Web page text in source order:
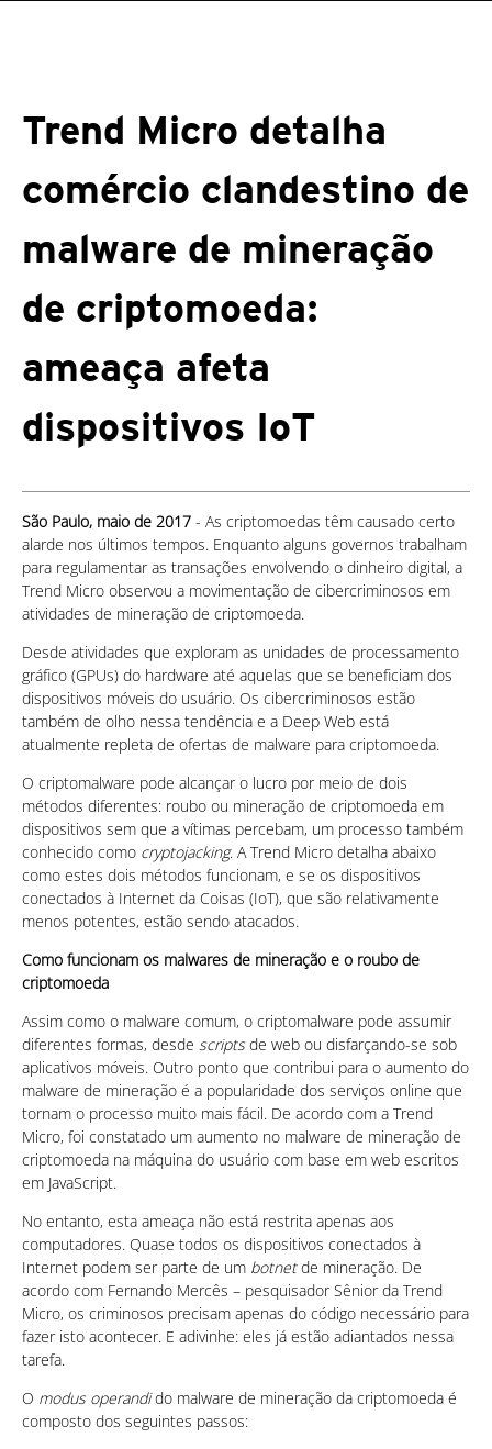
Trend Micro detalha
comércio clandestino de
malware de mineração
de criptomoeda:
ameaça afeta
dispositivos IoT
São Paulo, maio de 2017 - As criptomoedas têm causado certo
alarde nos últimos tempos. Enquanto alguns governos trabalham
para regulamentar as transações envolvendo o dinheiro digital, a
Trend Micro observou a movimentação de cibercriminosos em
atividades de mineração de criptomoeda.
Desde atividades que exploram as unidades de processamento
gráfico (GPUs) do hardware até aquelas que se beneficiam dos
dispositivos móveis do usuário. Os cibercriminosos estão
também de olho nessa tendência e a Deep Web está
atualmente repleta de ofertas de malware para criptomoeda.
O criptomalware pode alcançar o lucro por meio de dois
métodos diferentes: roubo ou mineração de criptomoeda em
dispositivos sem que a vítimas percebam, um processo também
conhecido como cryptojacking. A Trend Micro detalha abaixo
como estes dois métodos funcionam, e se os dispositivos
conectados à Internet da Coisas (IoT), que são relativamente
menos potentes, estão sendo atacados.
Como funcionam os malwares de mineração e o roubo de
criptomoeda
Assim como o malware comum, o criptomalware pode assumir
diferentes formas, desde scriptsde web ou disfarçando-se sob
aplicativos móveis. Outro ponto que contribui para o aumento do
malware de mineração é a popularidade dos serviços online que
tornam o processo muito mais fácil. De acordo com a Trend
Micro, foi constatado um aumento no malware de mineração de
criptomoeda na máquina do usuário com base em web escritos
em JavaScript.
No entanto, esta ameaça não está restrita apenas aos
computadores. Quase todos os dispositivos conectados à
Internet podem ser parte de um botnetde mineração. De
acordo com Fernando Mercês – pesquisador Sênior da Trend
Micro, os criminosos precisam apenas do código necessário para
fazer isto acontecer. E adivinhe: eles já estão adiantados nessa
tarefa.
O modus operandido malware de mineração da criptomoeda é
composto dos seguintes passos: